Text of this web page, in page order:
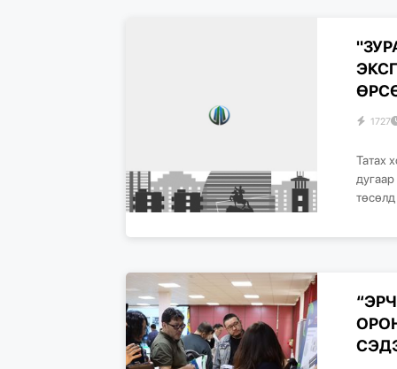
1727
Татах